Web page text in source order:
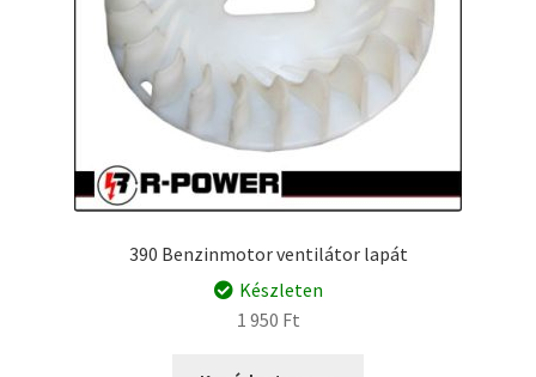
390 Benzinmotor ventilátor lapát
Készleten
1 950 Ft